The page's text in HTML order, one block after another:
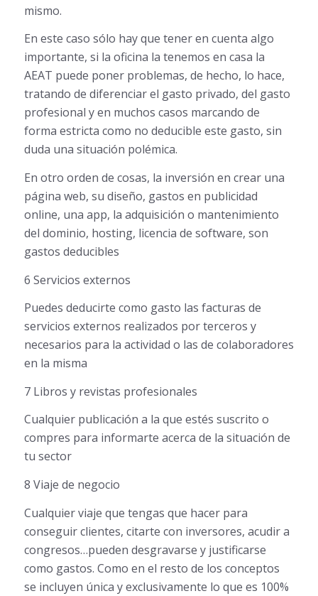
mismo.
En este caso sólo hay que tener en cuenta algo
importante, si la oficina la tenemos en casa la
AEAT puede poner problemas, de hecho, lo hace,
tratando de diferenciar el gasto privado, del gasto
profesional y en muchos casos marcando de
forma estricta como no deducible este gasto, sin
duda una situación polémica.
En otro orden de cosas, la inversión en crear una
página web, su diseño, gastos en publicidad
online, una app, la adquisición o mantenimiento
del dominio, hosting, licencia de software, son
gastos deducibles
6 Servicios externos
Puedes deducirte como gasto las facturas de
servicios externos realizados por terceros y
necesarios para la actividad o las de colaboradores
en la misma
7 Libros y revistas profesionales
Cualquier publicación a la que estés suscrito o
compres para informarte acerca de la situación de
tu sector
8 Viaje de negocio
Cualquier viaje que tengas que hacer para
conseguir clientes, citarte con inversores, acudir a
congresos…pueden desgravarse y justificarse
como gastos. Como en el resto de los conceptos
se incluyen única y exclusivamente lo que es 100%